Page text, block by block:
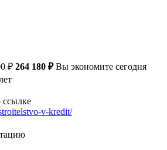
₽ 264 180 ₽Вы экономите сегодня
ссылке
v-kredit/